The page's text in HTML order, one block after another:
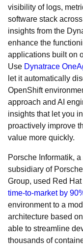
visibility of logs,
software stack
insights from the
enhance the
applications built on
Use Dynatrace
let it automatically
OpenShift
approach and AI
insights that let you
proactively improve
value more quickly.
Porsche Informatik,
subsidiary of
Group, used Red
time-to-market by
environment to a
architecture based
able to streamline
thousands of